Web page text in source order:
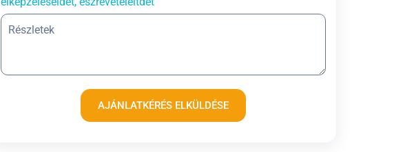
AJÁNLATKÉRÉS ELKÜLDÉSE